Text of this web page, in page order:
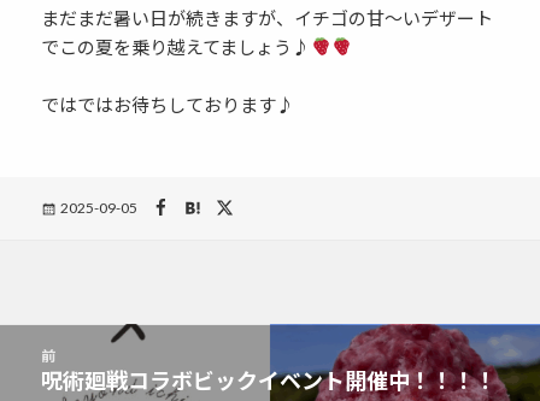
まだまだ暑い日が続きますが、イチゴの甘〜いデザート
でこの夏を乗り越えてましょう♪
ではではお待ちしております♪
Posted
2025-09-05
前
前
呪術廻戦コラボビックイベント開催中！！！！